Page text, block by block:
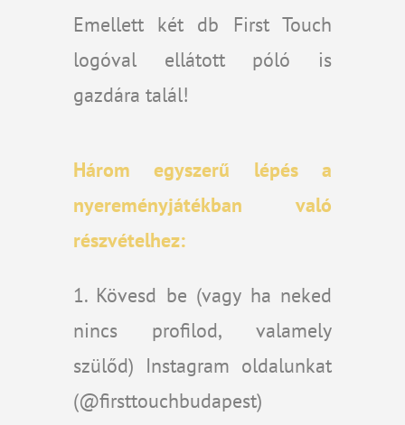
Emellett két db First Touch
logóval ellátott póló is
gazdára talál!
Három egyszerű lépés a
nyereményjátékban való
részvételhez:
1. Kövesd be (vagy ha neked
nincs profilod, valamely
szülőd) Instagram oldalunkat
(@firsttouchbudapest)